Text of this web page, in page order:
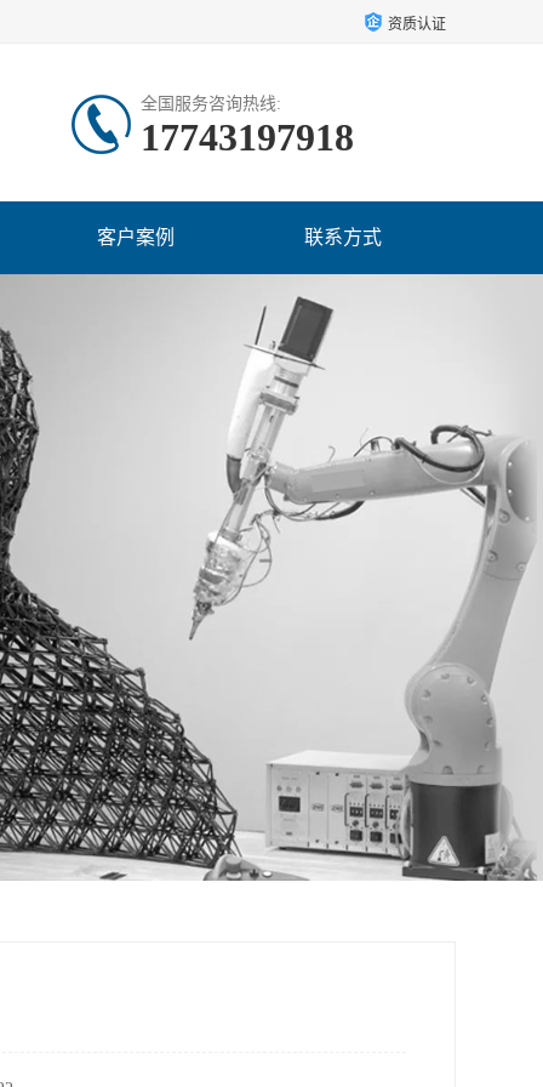
资质认证
全国服务咨询热线:
17743197918
客户案例 联系方式